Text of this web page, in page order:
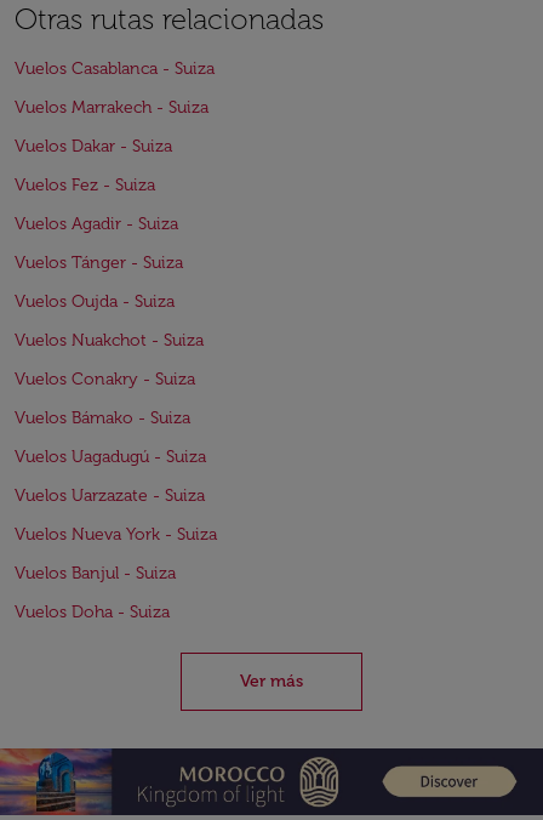
Otras rutas relacionadas
Vuelos Casablanca - Suiza
Vuelos Marrakech - Suiza
Vuelos Dakar - Suiza
Vuelos Fez - Suiza
Vuelos Agadir - Suiza
Vuelos Tánger - Suiza
Vuelos Oujda - Suiza
Vuelos Nuakchot - Suiza
Vuelos Conakry - Suiza
Vuelos Bámako - Suiza
Vuelos Uagadugú - Suiza
Vuelos Uarzazate - Suiza
Vuelos Nueva York - Suiza
Vuelos Banjul - Suiza
Vuelos Doha - Suiza
Ver más